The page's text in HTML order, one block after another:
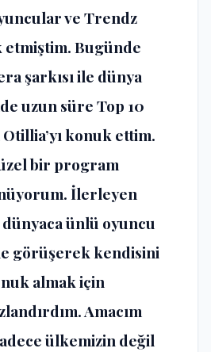
ve Trendz
Bugünde
şarkısı ile dünya
uzun süre Top 10
konuk ettim.
bir program
İlerleyen
ünlü oyuncu
görüşerek kendisini
almak için
Amacım
ülkemizin değil